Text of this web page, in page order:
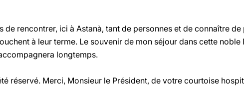
rencontrer, ici à Astanà, tant de personnes et de connaître de
à leur terme. Le souvenir de mon séjour dans cette noble
longtemps.
réservé. Merci, Monsieur le Président, de votre courtoise